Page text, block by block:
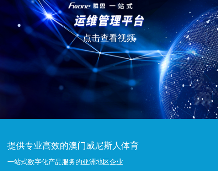
点击查看视频
提供专业高效的澳门威尼斯人体育
一站式数字化产品服务的亚洲地区企业